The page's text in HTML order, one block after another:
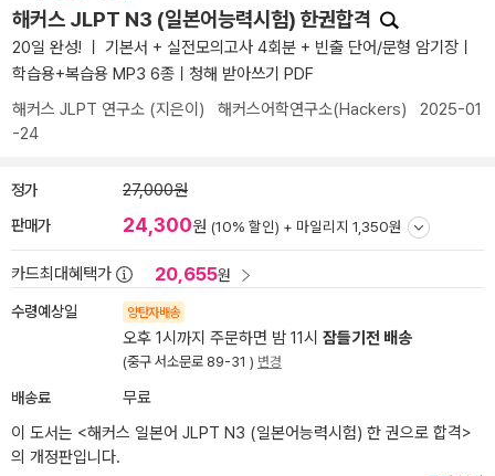
해커스 JLPT N3 (일본어능력시험) 한권합격
20일 완성! ㅣ 기본서 + 실전모의고사 4회분 + 빈출 단어/문형 암기장ㅣ
학습용+복습용 MP3 6종ㅣ청해 받아쓰기 PDF
해커스 JLPT 연구소 (지은이) 해커스어학연구소(Hackers) 2025-01
-24
정가 27,000원
판매가 24,300원 (10% 할인) + 마일리지 1,350원
카드최대혜택가 20,655원
수령예상일 양탄자배송
오후 1시까지 주문하면 밤 11시 잠들기전 배송
(중구 서소문로 89-31 ) 변경
배송료
무료
이 도서는 <해커스 일본어 JLPT N3 (일본어능력시험) 한 권으로 합격>
의 개정판입니다.